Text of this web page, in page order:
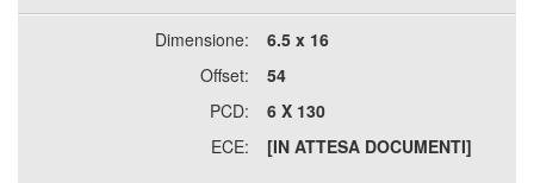
Dimensione:
6.5 x 16
Offset:
54
PCD:
6 X 130
ECE:
[IN ATTESA DOCUMENTI]